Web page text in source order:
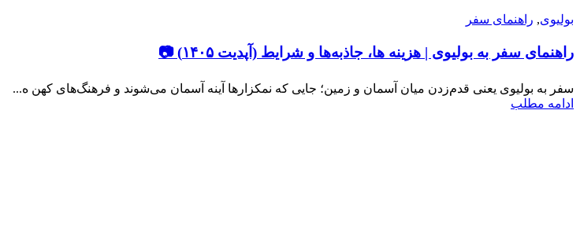
بولیوی, راهنمای سفر
راهنمای سفر به بولیوی | هزینه ها، جاذبه‌ها و شرایط (آپدیت ۱۴۰۵) 📷
سفر به بولیوی یعنی قدم‌زدن میان آسمان و زمین؛ جایی که نمکزارها آینه‌ آسمان می‌شوند و فرهنگ‌های کهن ه...
ادامه مطلب